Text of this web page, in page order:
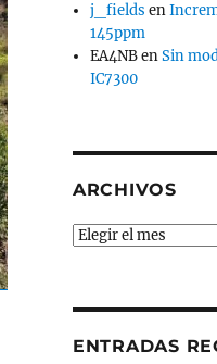
j_fields en
145ppm
EA4NBenSin
IC7300
ARCHIVOS
Archivos
ENTRADAS